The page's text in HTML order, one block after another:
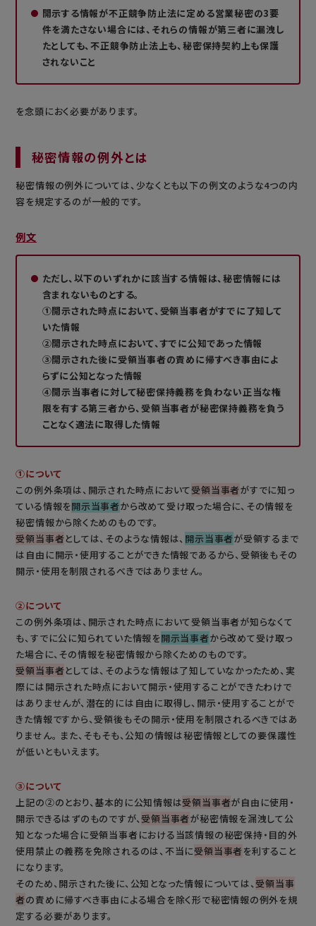
開示する情報が不正競争防止法に定める営業秘密の3要
件を満たさない場合には、それらの情報が第三者に漏洩し
たとしても、不正競争防止法上も、秘密保持契約上も保護
されないこと
を念頭におく必要があります。
秘密情報の例外とは
秘密情報の例外については、少なくとも以下の例文のような4つの内
容を規定するのが一般的です。
例文
ただし、以下のいずれかに該当する情報は、秘密情報には
含まれないものとする。
①開示された時点において、受領当事者がすでに了知して
いた情報
②開示された時点において、すでに公知であった情報
③開示された後に受領当事者の責めに帰すべき事由によ
らずに公知となった情報
④開示当事者に対して秘密保持義務を負わない正当な権
限を有する第三者から、受領当事者が秘密保持義務を負う
ことなく適法に取得した情報
①について
この例外条項は、開示された時点において受領当事者がすでに知っ
ている情報を開示当事者から改めて受け取った場合に、その情報を
秘密情報から除くためのものです。
受領当事者としては、そのような情報は、 開示当事者が受領するまで
は自由に開示・使用することができた情報であるから、受領後もその
開示・使用を制限されるべきではありません。
②について
この例外条項は、開示された時点において受領当事者が知らなくて
も、すでに公に知られていた情報を開示当事者から改めて受け取っ
た場合に、その情報を秘密情報から除くためのものです。
受領当事者としては、そのような情報は了知していなかったため、実
際には開示された時点において開示・使用することができたわけで
はありませんが、潜在的には自由に取得し、開示・使用することがで
きた情報ですから、受領後もその開示・使用を制限されるべきではあ
りません。 また、そもそも、公知の情報は秘密情報としての要保護性
が低いともいえます。
③について
上記の②のとおり、基本的に公知情報は受領当事者が自由に使用・
開示できるはずのものですが、受領当事者が秘密情報を漏洩して公
知となった場合に受領当事者における当該情報の秘密保持・目的外
使用禁止の義務を免除されるのは、不当に受領当事者を利すること
になります。
そのため、開示された後に、公知となった情報については、受領当事
者の責めに帰すべき事由による場合を除く形で秘密情報の例外を規
定する必要があります。